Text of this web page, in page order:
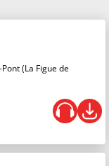
(La Figue de